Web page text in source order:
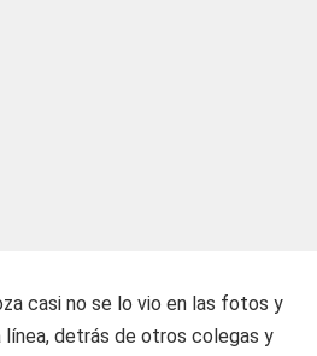
casi no se lo vio en las fotos y
línea, detrás de otros colegas y